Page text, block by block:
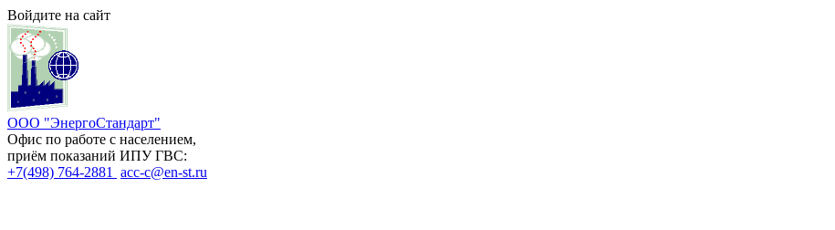
Войдите на сайт
ООО "ЭнергоСтандарт"
Офис по работе с населением,
приём показаний ИПУ ГВС:
+7(498) 764-2881
acc-c@en-st.ru